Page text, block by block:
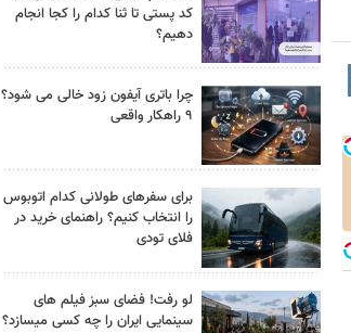
کد پستی تا ثنا کدام را کجا انجام
دهیم؟
چرا باتری آیفون زود خالی می شود؟
۹ راهکار واقعی
برای سفرهای طولانی کدام اتوبوس
را انتخاب کنیم؟ راهنمای خرید در
فلای تودی
لو رفت! فضای سبز فیلم های
سینمایی ایران را چه کسی میسازد؟